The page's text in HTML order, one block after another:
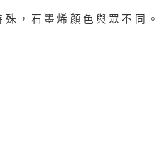
，石墨烯顏色與眾不同。